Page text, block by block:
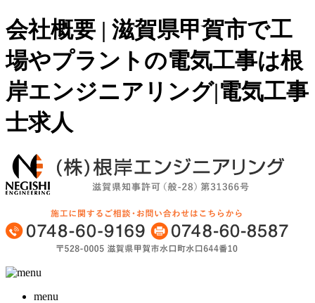
会社概要 | 滋賀県甲賀市で工
場やプラントの電気工事は根
岸エンジニアリング|電気工事
士求人
menu